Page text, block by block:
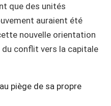
que des unités
auraient été
nouvelle orientation
conflit vers la capitale
piège de sa propre